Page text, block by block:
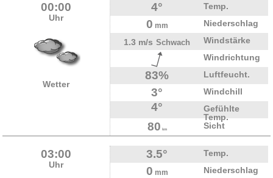
00:00
Uhr
Wetter
4° Temp.
0 mm
Niederschlag
1.3 m/s Schwach
Windstärke
Windrichtung
83% Luftfeucht.
3° Windchill
4°
Gefühlte
Temp.
80 km Sicht
03:00
Uhr
3.5° Temp.
0 mm
Niederschlag